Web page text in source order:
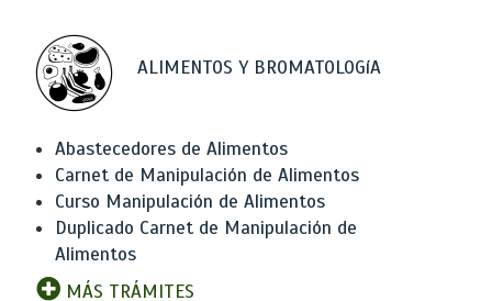
ALIMENTOS Y BROMATOLOGíA
Abastecedores de Alimentos
Carnet de Manipulación de Alimentos
Curso Manipulación de Alimentos
Duplicado Carnet de Manipulación de
Alimentos
MÁS TRÁMITES